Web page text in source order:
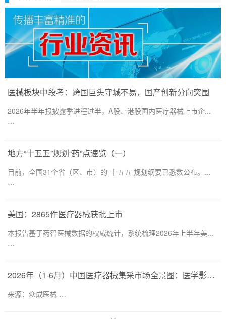
医械板块中段考：跨国巨头守城不易，国产创新分向突围
2026年半年报披露季进程过半，A股、港股国内医疗器械上市企...
…
地方“十五五”规划“药”点速览（一）
目前，全国31个省（区、市）的“十五五”规划纲要已悉数公布。...
…
美国：2865件医疗器械获批上市
本报告基于药智医械数据的权威统计，系统梳理2026年上半年美...
…
2026年（1-6月）中国医疗器械集采市场全景图：医学影像仍为集采主要目标，部分产品线增速显著
来源：众成医械 …